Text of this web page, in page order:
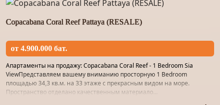
Copacabana Coral Reef Pattaya (RESALE)
от 4.900.000 бат.
Апартаменты на продажу: Copacabana Coral Reef - 1 Bedroom Sia
ViewПредставляем вашему вниманию просторную 1 Bedroom
площадью 34,3 кв.м. на 33 этаже с прекрасным видом на море.
Пространство отделано качественным материало...